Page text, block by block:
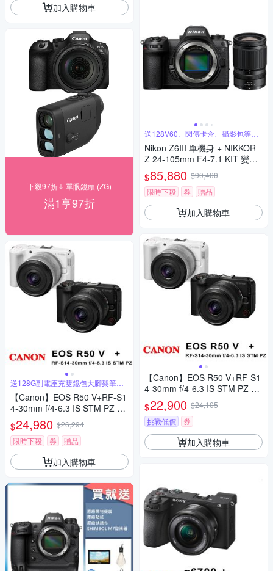
加入購物車
下殺97折⇓ 單眼鏡頭 (ZG)
滿1享97折
送128G副電座充雙鏡包大腳架筆大
吹球
【Canon】EOS R50 V+RF-S1
4-30mm f/4-6.3 IS STM PZ 單
鏡組 (中文平輸)-黑色
$24,980 $26,294
限時下殺
券 贈品
加入購物車
送128V60、閃傳卡盒、攝影包等好
禮
Nikon Z6III 單機身 + NIKKOR
Z 24-105mm F4-7.1 KIT 變焦
鏡組 公司貨
$85,880 $90,400
限時下殺
券 贈品
加入購物車
【Canon】EOS R50 V+RF-S1
4-30mm f/4-6.3 IS STM PZ 單
鏡組 (中文平輸)-黑色
$22,900 $24,105
挑戰低價
券
加入購物車